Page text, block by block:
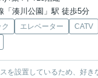
「湊川公園」駅 徒歩5分
エレベーター CATV
を設置しているため、好き